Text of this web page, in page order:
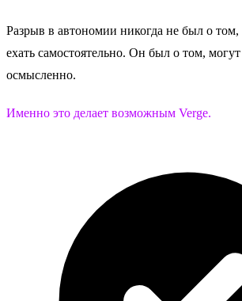
Разрыв в автономии никогда не был о
ехать самостоятельно. Он был о том,
осмысленно.
Именно это делает возможным Verge.